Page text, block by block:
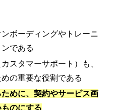
ボーディングやトレーニ
である
スタマーサポート）も、
の重要な役割である
めに、契約やサービス画
のにする